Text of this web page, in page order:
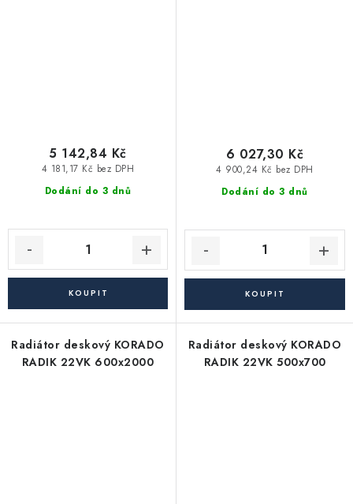
Dodání do 3 dnů
4 181,17 Kč bez DPH
5 142,84 Kč
Dodání do 3 dnů
4 900,24 Kč bez DPH
6 027,30 Kč
Radiátor deskový KORADO
RADIK 22VK 600x2000
Radiátor deskový KORADO
RADIK 22VK 500x700